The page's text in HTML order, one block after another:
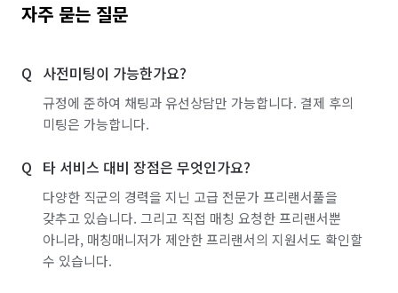
자주 묻는 질문
사전미팅이 가능한가요?
규정에 준하여 채팅과 유선상담만 가능합니다. 결제 후의
미팅은 가능합니다.
타 서비스 대비 장점은 무엇인가요?
다양한 직군의 경력을 지닌 고급 전문가 프리랜서풀을
갖추고 있습니다. 그리고 직접 매칭 요청한 프리랜서뿐
아니라, 매칭매니저가 제안한 프리랜서의 지원서도 확인할
수 있습니다.